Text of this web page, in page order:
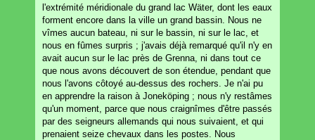
l'extrémité méridionale du grand lac Wäter, dont les eaux
forment encore dans la ville un grand bassin. Nous ne
vîmes aucun bateau, ni sur le bassin, ni sur le lac, et
nous en fûmes surpris ; j'avais déjà remarqué qu'il n'y en
avait aucun sur le lac près de Grenna, ni dans tout ce
que nous avons découvert de son étendue, pendant que
nous l'avons côtoyé au-dessus des rochers. Je n'ai pu
en apprendre la raison à Joneköping ; nous n'y restâmes
qu'un moment, parce que nous craignîmes d'être passés
par des seigneurs allemands qui nous suivaient, et qui
prenaient seize chevaux dans les postes. Nous